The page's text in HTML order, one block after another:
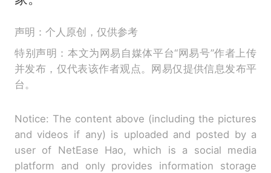
声明：个人原创，仅供参考
特别声明：本文为网易自媒体平台“网易号”作者上传
并发布，仅代表该作者观点。网易仅提供信息发布平
台。
Notice: The content above (including the pictures
and videos if any) is uploaded and posted by a
user of NetEase Hao, which is a social media
platform and only provides information storage